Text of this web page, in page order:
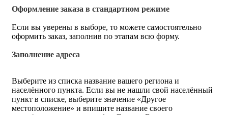
Оформление заказа в стандартном режиме
Если вы уверены в выборе, то можете самостоятельно
оформить заказ, заполнив по этапам всю форму.
Заполнение адреса
Выберите из списка название вашего региона и
населённого пункта. Если вы не нашли свой населённый
пункт в списке, выберите значение «Другое
местоположение» и впишите название своего